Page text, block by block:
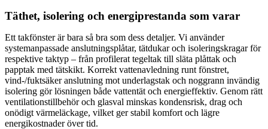
Täthet, isolering och energiprestanda som varar
Ett takfönster är bara så bra som dess detaljer. Vi använder
systemanpassade anslutningsplåtar, tätdukar och isoleringskragar för
respektive taktyp – från profilerat tegeltak till släta plåttak och
papptak med tätskikt. Korrekt vattenavledning runt fönstret,
vind-/fuktsäker anslutning mot underlagstak och noggrann invändig
isolering gör lösningen både vattentät och energieffektiv. Genom rätt
ventilationstillbehör och glasval minskas kondensrisk, drag och
onödigt värmeläckage, vilket ger stabil komfort och lägre
energikostnader över tid.